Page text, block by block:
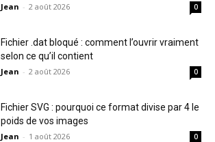
Jean - 2 août 2026 0
Fichier .dat bloqué : comment l’ouvrir vraiment
selon ce qu’il contient
Jean - 2 août 2026 0
Fichier SVG : pourquoi ce format divise par 4 le
poids de vos images
Jean - 1 août 2026 0